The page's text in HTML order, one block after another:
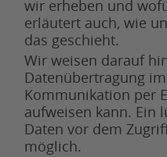
wir erheben und
erläutert auch, wie
das geschieht.
Wir weisen darauf
Datenübertragung
Kommunikation per
aufweisen kann. Ein
Daten vor dem
möglich.